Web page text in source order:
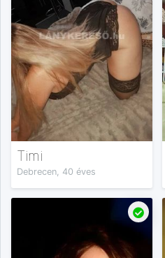
Timi
Debrecen, 40 éves